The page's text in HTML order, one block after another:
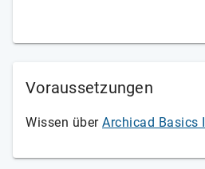
Voraussetzungen
Wissen über Archicad Basics I